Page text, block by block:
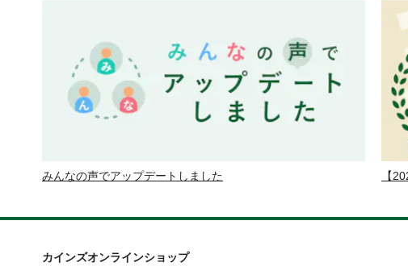
みんなの声でアップデートしました 【
カインズオンラインショップ